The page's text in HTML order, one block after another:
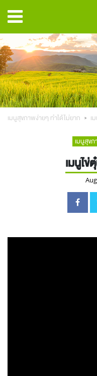
เมนูสุขภาพง่ายๆ ทำได้ไม่ยาก เ
เมนูสุข
เมนูไข่